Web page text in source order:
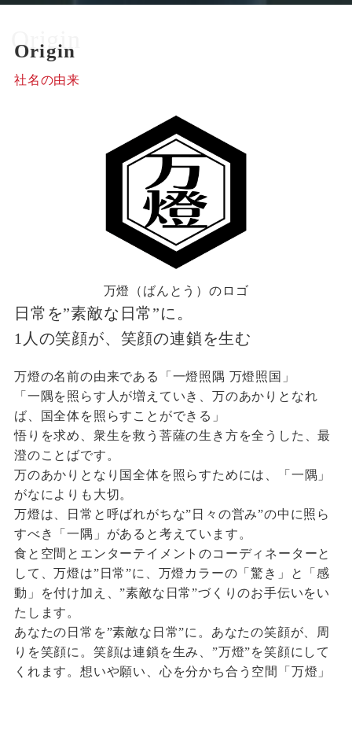
Origin
Origin
社名の由来
万燈（ばんとう）のロゴ
日常を”素敵な日常”に。
1人の笑顔が、笑顔の連鎖を生む
万燈の名前の由来である「一燈照隅 万燈照国」
「一隅を照らす人が増えていき、万のあかりとなれ
ば、国全体を照らすことができる」
悟りを求め、衆生を救う菩薩の生き方を全うした、最
澄のことばです。
万のあかりとなり国全体を照らすためには、「一隅」
がなによりも大切。
万燈は、日常と呼ばれがちな”日々の営み”の中に照ら
すべき「一隅」があると考えています。
食と空間とエンターテイメントのコーディネーターと
して、万燈は”日常”に、万燈カラーの「驚き」と「感
動」を付け加え、”素敵な日常”づくりのお手伝いをい
たします。
あなたの日常を”素敵な日常”に。 あなたの笑顔が、周
りを笑顔に。 笑顔は連鎖を生み、”万燈”を笑顔にして
くれます。 想いや願い、心を分かち合う空間「万燈」